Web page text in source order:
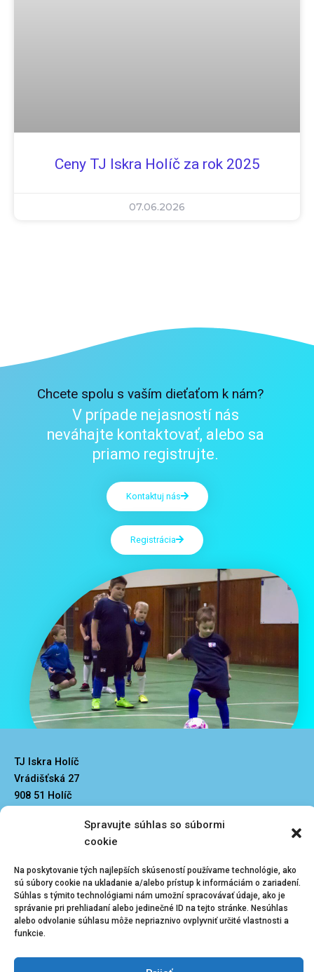
Spravujte súhlas so súbormi
cookie
Na poskytovanie tých najlepších skúseností používame technológie, ako
sú súbory cookie na ukladanie a/alebo prístup k informáciám o zariadení.
Súhlas s týmito technológiami nám umožní spracovávať údaje, ako je
správanie pri prehliadaní alebo jedinečné ID na tejto stránke. Nesúhlas
alebo odvolanie súhlasu môže nepriaznivo ovplyvniť určité vlastnosti a
funkcie.
Ceny TJ Iskra Holíč za rok 2025
07.06.2026
Chcete spolu s vaším dieťaťom k nám?
V prípade nejasností nás
neváhajte kontaktovať, alebo sa
priamo registrujte.
Kontaktuj nás
Registrácia
TJ Iskra Holíč
Vrádišťská 27
908 51 Holíč
Kliknutím prijmete
súbory cookie
marketing a
Menu